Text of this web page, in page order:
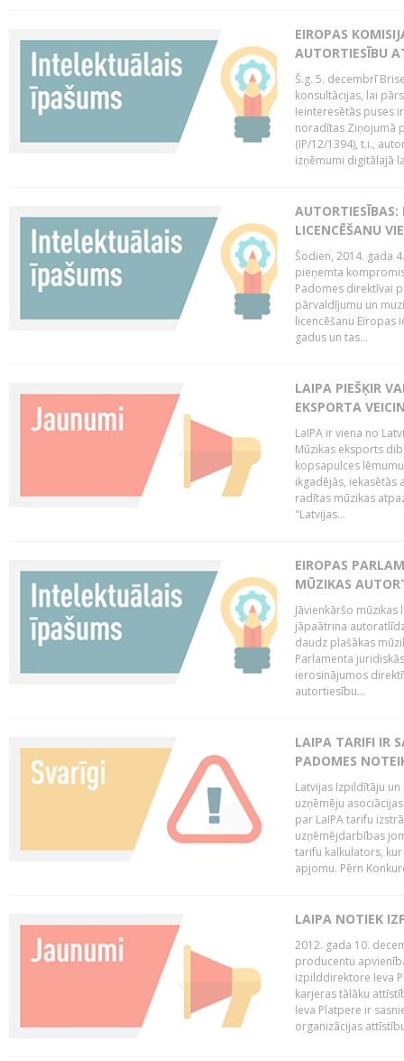
EIROPAS
AUTORTIESĪBU
Š.g. 5. decembrī
konsultācijas, lai
Ieinteresētās puses
noradītas Ziņojumā
(IP/12/1394), t.i.,
izņēmumi digitālajā
AUTORTIESĪBAS:
LICENCĒŠANU
Šodien, 2014. gada
pieņemta
Padomes direktīvai
pārvaldījumu un
licencēšanu Eiropas
gadus un tas...
LAIPA PIEŠĶIR
EKSPORTA
LaIPA ir viena no
Mūzikas eksports
kopsapulces
ikgadējās, iekasētās
radītas mūzikas
"Latvijas...
EIROPAS
MŪZIKAS
Jāvienkāršo
jāpaātrina
daudz plašākas
Parlamenta
ierosinājumos
autortiesību...
LAIPA TARIFI IR
PADOMES
Latvijas Izpildītāju
uzņēmēju
par LaIPA tarifu
uzņēmējdarbības
tarifu kalkulators,
apjomu. Pērn
LAIPA NOTIEK
2012. gada 10.
producentu
izpilddirektore Ieva
karjeras tālāku
Ieva Platpere ir
organizācijas